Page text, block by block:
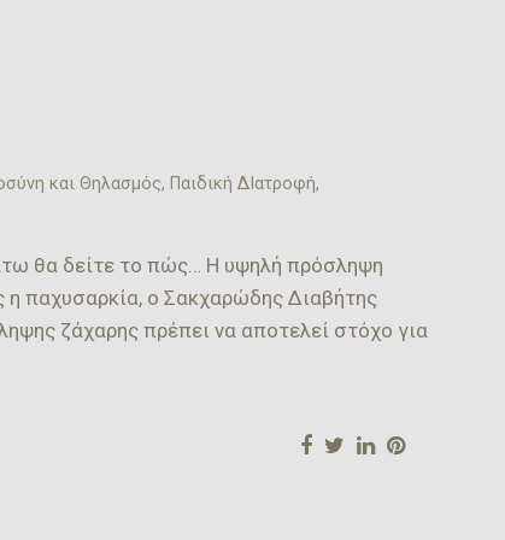
και Θηλασμός, Παιδική ΔΙατροφή,
θα δείτε το πώς… Η υψηλή πρόσληψη
η παχυσαρκία, ο Σακχαρώδης Διαβήτης
ζάχαρης πρέπει να αποτελεί στόχο για